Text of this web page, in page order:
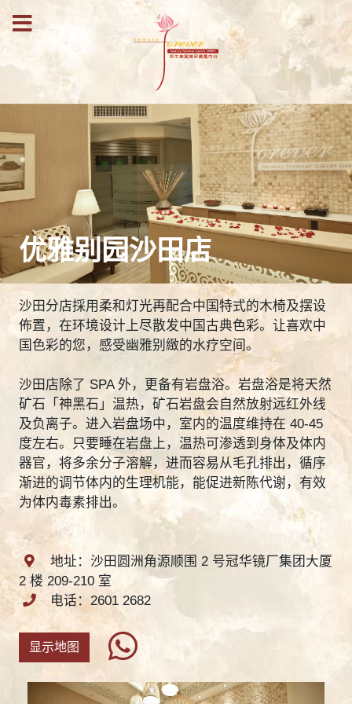
优雅别园沙田店
沙田分店採用柔和灯光再配合中国特式的木椅及摆设
佈置，在环境设计上尽散发中国古典色彩。让喜欢中
国色彩的您，感受幽雅别緻的水疗空间。
沙田店除了 SPA 外，更备有岩盘浴。岩盘浴是将天然
矿石「神黑石」温热，矿石岩盘会自然放射远红外线
及负离子。进入岩盘场中，室内的温度维持在 40-45
度左右。只要睡在岩盘上，温热可渗透到身体及体内
器官，将多余分子溶解，进而容易从毛孔排出，循序
渐进的调节体内的生理机能，能促进新陈代谢，有效
为体内毒素排出。
地址：沙田圆洲角源顺围 2 号冠华镜厂集团大厦
2 楼 209-210 室
电话：2601 2682
显示地图